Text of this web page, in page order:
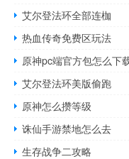
艾尔登法环全部连枷
热血传奇免费区玩法
原神pc端官方包怎么下
艾尔登法环美版偷跑
原神怎么攒等级
诛仙手游禁地怎么去
生存战争二攻略